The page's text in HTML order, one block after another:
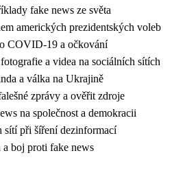
fake news ze světa
amerických prezidentských voleb
COVID-19 a očkování
a videa na sociálních sítích
a válka na Ukrajině
zprávy a ověřit zdroje
na společnost a demokracii
sítí při šíření dezinformací
a boj proti fake news